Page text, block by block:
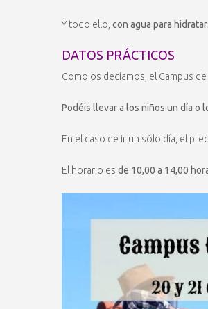
Y todo ello, con agua para
DATOS PRÁCTICOS
Como os decíamos, el Campus
Podéis llevar a los niños un día o
En el caso de ir un sólo día, el
El horario es de 10,00 a 14,00